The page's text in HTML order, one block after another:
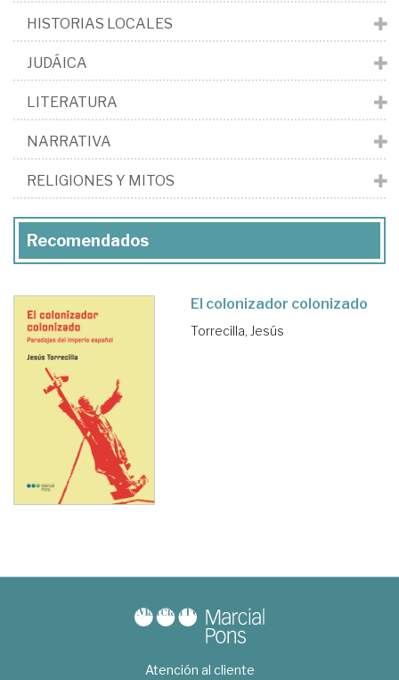
HISTORIAS LOCALES
JUDÁICA
LITERATURA
NARRATIVA
RELIGIONES Y MITOS
Recomendados
El colonizador colonizado
Torrecilla, Jesús
Atención al cliente